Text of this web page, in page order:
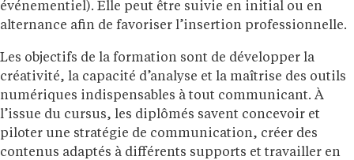
événementiel). Elle peut être suivie en initial ou en
alternance afin de favoriser l’insertion professionnelle.
Les objectifs de la formation sont de développer la
créativité, la capacité d’analyse et la maîtrise des outils
numériques indispensables à tout communicant. À
l’issue du cursus, les diplômés savent concevoir et
piloter une stratégie de communication, créer des
contenus adaptés à différents supports et travailler en